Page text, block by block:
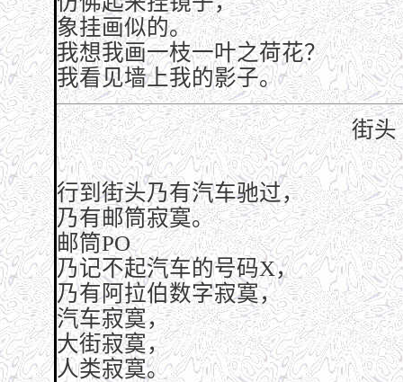
象挂画似的。
我想我画一枝一叶之荷花？
我看见墙上我的影子。
街头
行到街头乃有汽车驰过，
乃有邮筒寂寞。
邮筒PO
乃记不起汽车的号码X，
乃有阿拉伯数字寂寞，
汽车寂寞，
大街寂寞，
人类寂寞。